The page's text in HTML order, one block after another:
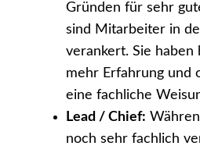
Gründen für sehr
sind Mitarbeiter in
verankert. Sie haben
mehr Erfahrung und
eine fachliche
Lead / Chief:
noch sehr fachlich